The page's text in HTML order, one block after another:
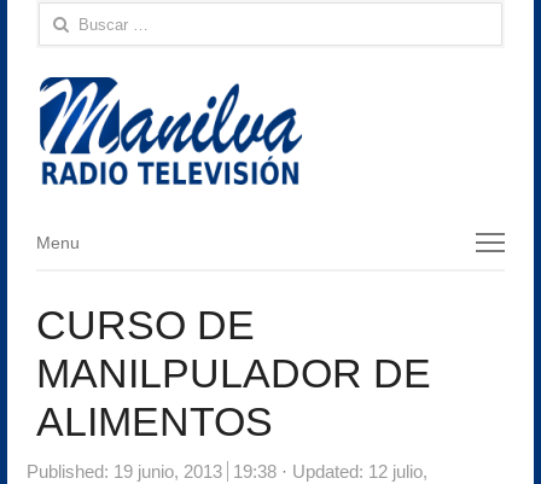
Buscar:
Menu
Menu
CURSO DE
MANILPULADOR DE
ALIMENTOS
Published: 19 junio, 2013 19:38
Updated: 12 julio,